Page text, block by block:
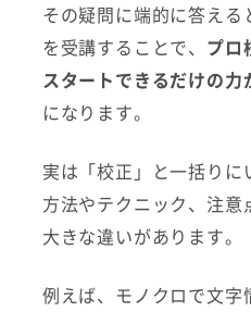
その疑問に端的に答え
を受講することで、 プロ
スタートできるだけの力
になります。
実は「校正」と一括り
方法やテクニック、注
大きな違いがあります。
例えば、モノクロで文